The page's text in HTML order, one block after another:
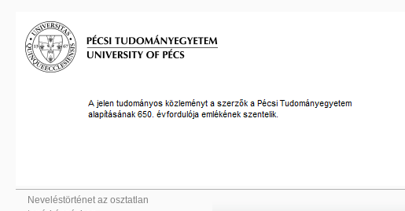
Neveléstörténet az osztatlan